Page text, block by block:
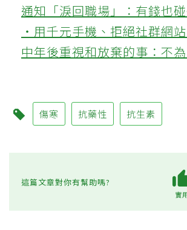
通知「淚回職場」：有錢也
‧用千元手機、拒絕社群網
中年後重視和放棄的事：不
傷寒 抗藥性 抗生素
這篇文章對你有幫助嗎?
實